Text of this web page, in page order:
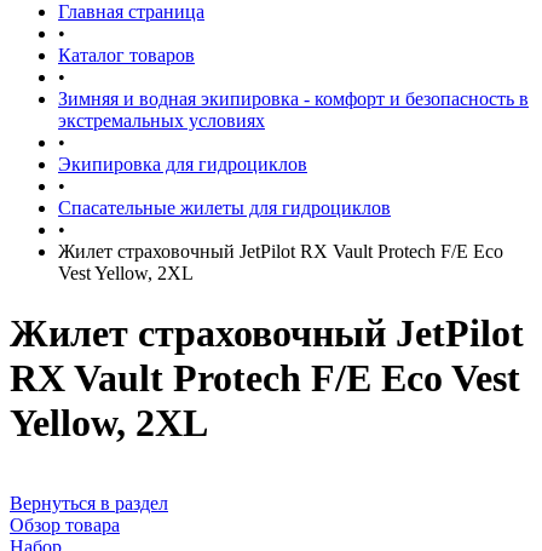
Главная страница
•
Каталог товаров
•
Зимняя и водная экипировка - комфорт и безопасность в
экстремальных условиях
•
Экипировка для гидроциклов
•
Спасательные жилеты для гидроциклов
•
Жилет страховочный JetPilot RX Vault Protech F/E Eco
Vest Yellow, 2XL
Жилет страховочный JetPilot
RX Vault Protech F/E Eco Vest
Yellow, 2XL
Вернуться в раздел
Обзор товара